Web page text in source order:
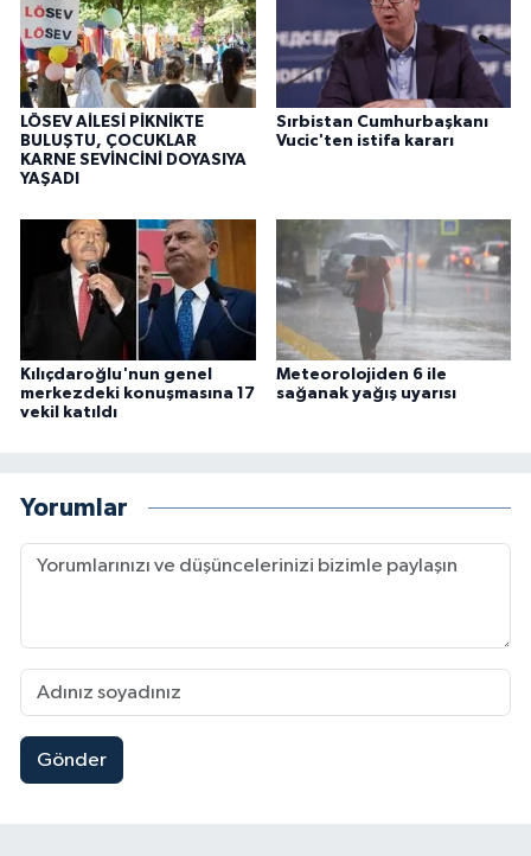
LÖSEV AİLESİ PİKNİKTE
BULUŞTU, ÇOCUKLAR
KARNE SEVİNCİNİ DOYASIYA
YAŞADI
Sırbistan Cumhurbaşkanı
Vucic'ten istifa kararı
Kılıçdaroğlu'nun genel
merkezdeki konuşmasına 17
vekil katıldı
Meteorolojiden 6 ile
sağanak yağış uyarısı
Yorumlar
Gönder